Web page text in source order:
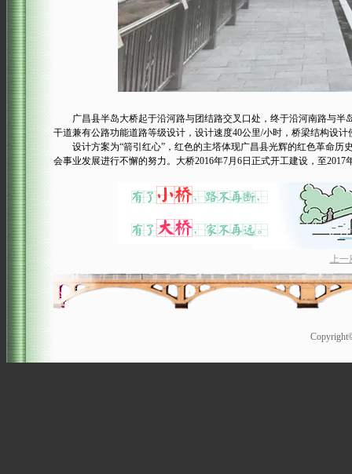
广昌县半岛大桥起于沿河路与团结路交叉口处，终于沿河南路与半
干道兼有公路功能道路等级设计，设计速度40公里/小时，桥梁结构设
设计方案为“箭引红心”，红色的主塔体现广昌县光辉的红色革命历
会事业发展进行不懈的努力。大桥2016年7月6日正式开工建设，至2017
上一